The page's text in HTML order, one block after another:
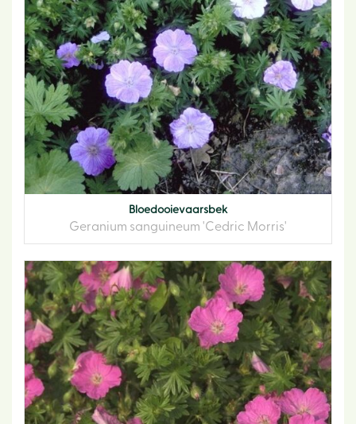
Bloedooievaarsbek
Geranium sanguineum 'Cedric Morris'